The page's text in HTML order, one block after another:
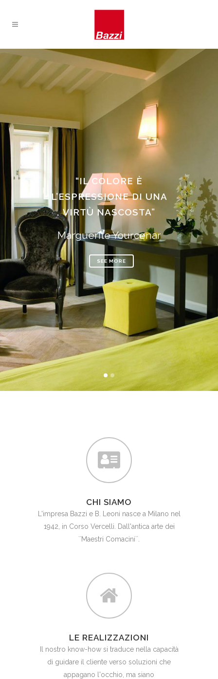
“IL COLORE È
L’ESPRESSIONE DI UNA
VIRTÙ NASCOSTA”
Marguerite Yourcenar
SEE MORE
CHI SIAMO
L'impresa Bazzi e B. Leoni nasce a Milano nel
1942, in Corso Vercelli. Dall'antica arte dei
``Maestri Comacini``.
LE REALIZZAZIONI
Il nostro know-how si traduce nella capacità
di guidare il cliente verso soluzioni che
appagano l'occhio, ma siano